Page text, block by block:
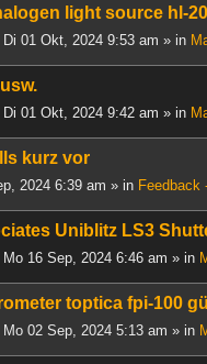
light source hl-
Di 01 Okt, 2024 9:53 am » in
Di 01 Okt, 2024 9:42 am » in
kurz vor
2024 6:39 am » in Feedback
Uniblitz LS3
Mo 16 Sep, 2024 6:46 am » in
toptica fpi-100
Mo 02 Sep, 2024 5:13 am » in